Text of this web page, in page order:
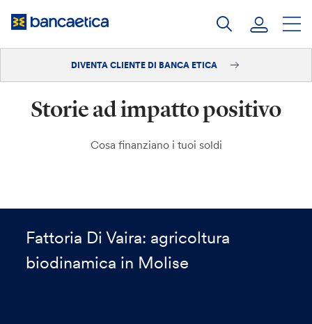
Diventa cliente
DIVENTA CLIENTE DI BANCA ETICA
Storie ad impatto positivo
Cosa finanziano i tuoi soldi
Fattoria Di Vaira: agricoltura
biodinamica in Molise